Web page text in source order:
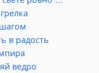
в радость
ведро